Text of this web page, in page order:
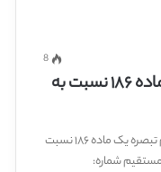
8
عدم شمول حکم تبصره یک ماده ۱۸۶ نسبت به
دسترسی سریعموضوع: عدم شمول حکم تبصره یک ماده ۱۸۶ نسبت
شماره: